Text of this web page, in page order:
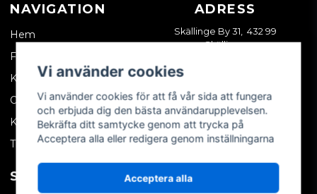
NAVIGATION
Hem
Företagskund
Kontakta oss
Om oss
Köpvillkor
Tips & trix
ADRESS
Skällinge By 31, 432 99
Skällinge
SOCIALA MEDIER MITT KONTO
Vi använder cookies
Vi använder cookies för att få vår sida att fungera
och erbjuda dig den bästa användarupplevelsen.
Bekräfta ditt samtycke genom att trycka på
Acceptera alla eller redigera genom inställningarna
Acceptera alla